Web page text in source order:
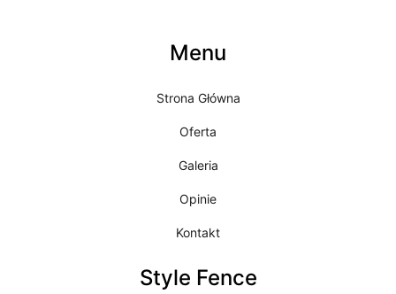
Menu
Strona Główna
Oferta
Galeria
Opinie
Kontakt
Style Fence